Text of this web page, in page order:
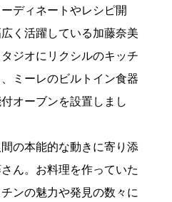
ディネートやレシピ開
く活躍している加藤奈美
ジオにリクシルのキッチ
ミーレのビルトイン食器
オーブンを設置しまし
の本能的な動きに寄り添
ん。お料理を作っていた
ンの魅力や発見の数々に